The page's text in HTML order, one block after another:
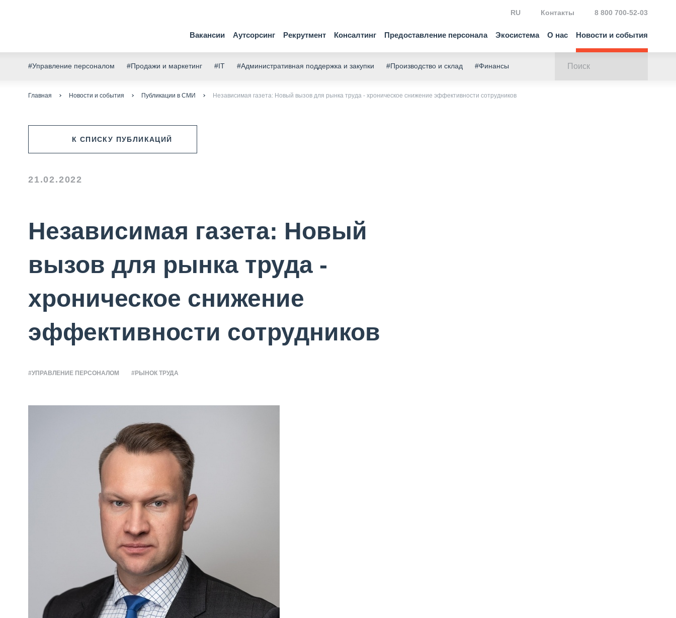
Вакансии Аутсорсинг Рекрутмент Консалтинг Предоставление персонала Экосистема О нас Новости и события
RU Контакты 8 800 700-52-03
#Управление персоналом #Продажи и маркетинг #IT #Административная поддержка и закупки #Производство и склад #Финансы
Главная Новости и события Публикации в СМИ Независимая газета: Новый вызов для рынка труда - хроническое снижение эффективности сотрудников
К СПИСКУ ПУБЛИКАЦИЙ
21.02.2022
Независимая газета: Новый
вызов для рынка труда -
хроническое снижение
эффективности сотрудников
#УПРАВЛЕНИЕ ПЕРСОНАЛОМ #РЫНОК ТРУДА